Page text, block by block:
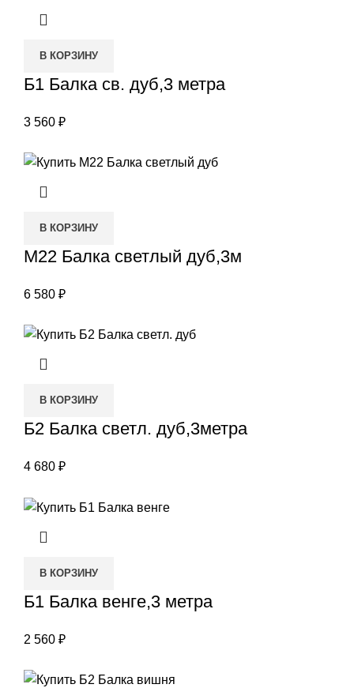
В КОРЗИНУ
Б1 Балка св. дуб,3 метра
3 560 ₽
В КОРЗИНУ
М22 Балка светлый дуб,3м
6 580 ₽
В КОРЗИНУ
Б2 Балка светл. дуб,3метра
4 680 ₽
В КОРЗИНУ
Б1 Балка венге,3 метра
2 560 ₽